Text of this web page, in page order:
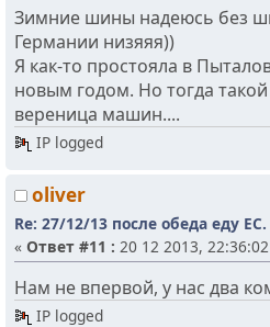
Зимние шины надеюсь без
Германии низяяя))
Я как-то простояла в
новым годом. Но тогда
вереница машин....
IP logged
oliver
Re: 27/12/13 после обеда еду ЕС.
« Ответ #11 : 20 12 2013,
Нам не впервой, у нас два
IP logged